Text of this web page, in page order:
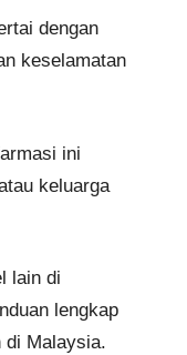
dengan
keselamatan
ini
keluarga
lain di
lengkap
di Malaysia.